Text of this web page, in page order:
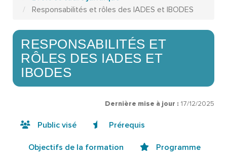
Responsabilités et rôles des IADES et IBODES
RESPONSABILITÉS ET
RÔLES DES IADES ET
IBODES
Dernière mise à jour : 17/12/2025
Public visé Prérequis
Objectifs de la formation Programme